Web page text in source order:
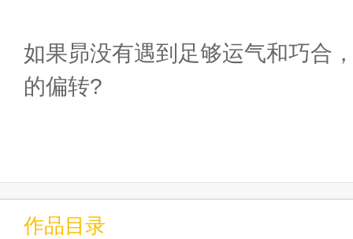
如果昴没有遇到足够运气和巧合
的偏转?
鬼。
作品目录